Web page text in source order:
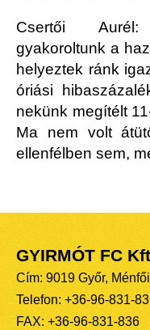
Csertői
gyakoroltunk a
helyeztek ránk
óriási
nekünk megítélt
Ma nem volt
ellenfélben sem,
GYIRMÓT FC
Cím: 9019 Győr,
Telefon: +36-96-831-
FAX: +36-96-831-836